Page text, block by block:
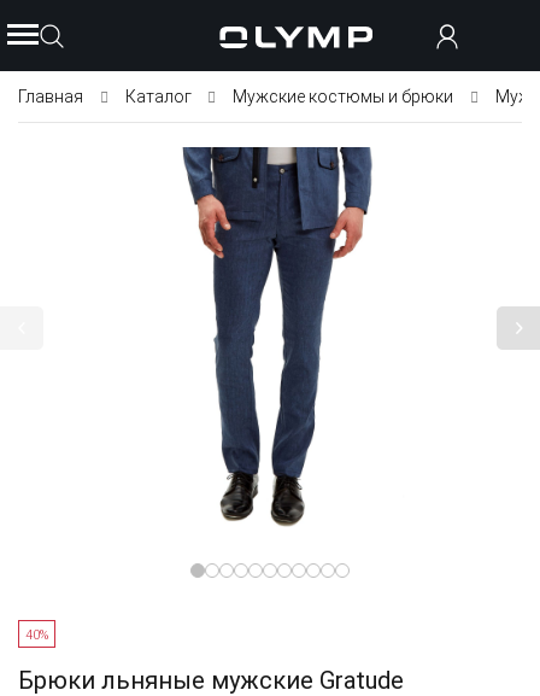
Главная Каталог Мужские костюмы и брюки
40%
Брюки льняные мужские Gratude